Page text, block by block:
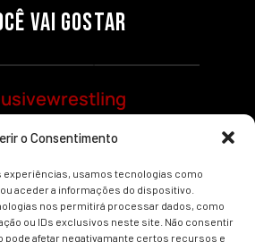
o Consentimento
experiências, usamos tecnologias como
aceder a informações do dispositivo.
nos permitirá processar dados, como
ou IDs exclusivos neste site. Não consentir
afetar negativamante certos recursos e
VAI GOSTAR
PERDER
MUNDIAL FEMININO NA AEW
REDEMPTION
Por exclusivewrestling
mais Artigos